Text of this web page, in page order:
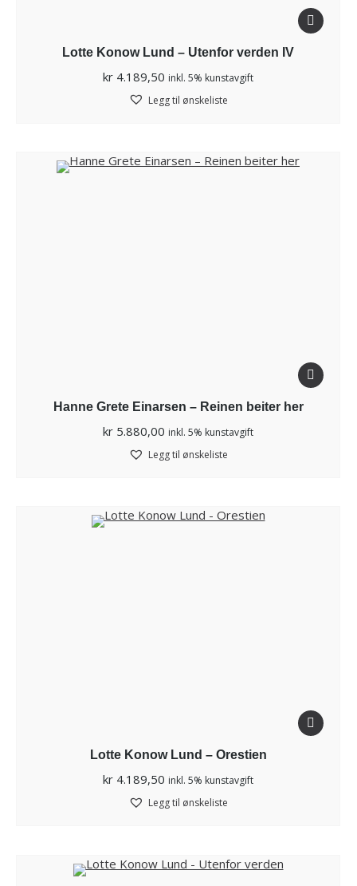
Lotte Konow Lund – Utenfor verden IV
kr 4.189,50 inkl. 5% kunstavgift
Legg til ønskeliste
Hanne Grete Einarsen – Reinen beiter her
kr 5.880,00 inkl. 5% kunstavgift
Legg til ønskeliste
Lotte Konow Lund – Orestien
kr 4.189,50 inkl. 5% kunstavgift
Legg til ønskeliste